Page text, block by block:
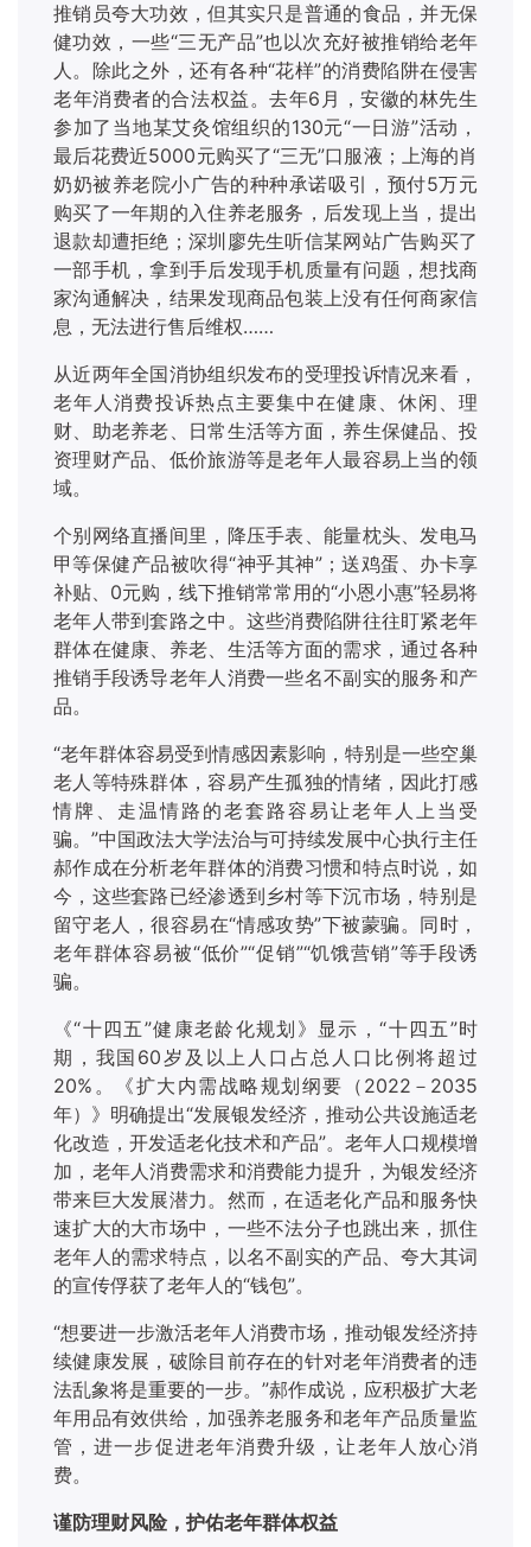
推销员夸大功效，但其实只是普通的食品，并无保
健功效，一些“三无产品”也以次充好被推销给老年
人。除此之外，还有各种“花样”的消费陷阱在侵害
老年消费者的合法权益。去年6月，安徽的林先生
参加了当地某艾灸馆组织的130元“一日游”活动，
最后花费近5000元购买了“三无”口服液；上海的肖
奶奶被养老院小广告的种种承诺吸引，预付5万元
购买了一年期的入住养老服务，后发现上当，提出
退款却遭拒绝；深圳廖先生听信某网站广告购买了
一部手机，拿到手后发现手机质量有问题，想找商
家沟通解决，结果发现商品包装上没有任何商家信
息，无法进行售后维权……
从近两年全国消协组织发布的受理投诉情况来看，
老年人消费投诉热点主要集中在健康、休闲、理
财、助老养老、日常生活等方面，养生保健品、投
资理财产品、低价旅游等是老年人最容易上当的领
域。
个别网络直播间里，降压手表、能量枕头、发电马
甲等保健产品被吹得“神乎其神”；送鸡蛋、办卡享
补贴、0元购，线下推销常常用的“小恩小惠”轻易将
老年人带到套路之中。这些消费陷阱往往盯紧老年
群体在健康、养老、生活等方面的需求，通过各种
推销手段诱导老年人消费一些名不副实的服务和产
品。
“老年群体容易受到情感因素影响，特别是一些空巢
老人等特殊群体，容易产生孤独的情绪，因此打感
情牌、走温情路的老套路容易让老年人上当受
骗。”中国政法大学法治与可持续发展中心执行主任
郝作成在分析老年群体的消费习惯和特点时说，如
今，这些套路已经渗透到乡村等下沉市场，特别是
留守老人，很容易在“情感攻势”下被蒙骗。同时，
老年群体容易被“低价”“促销”“饥饿营销”等手段诱
骗。
《“十四五”健康老龄化规划》显示，“十四五”时
期，我国60岁及以上人口占总人口比例将超过
20%。《扩大内需战略规划纲要（2022－2035
年）》明确提出“发展银发经济，推动公共设施适老
化改造，开发适老化技术和产品”。老年人口规模增
加，老年人消费需求和消费能力提升，为银发经济
带来巨大发展潜力。然而，在适老化产品和服务快
速扩大的大市场中，一些不法分子也跳出来，抓住
老年人的需求特点，以名不副实的产品、夸大其词
的宣传俘获了老年人的“钱包”。
“想要进一步激活老年人消费市场，推动银发经济持
续健康发展，破除目前存在的针对老年消费者的违
法乱象将是重要的一步。”郝作成说，应积极扩大老
年用品有效供给，加强养老服务和老年产品质量监
管，进一步促进老年消费升级，让老年人放心消
费。
谨防理财风险，护佑老年群体权益